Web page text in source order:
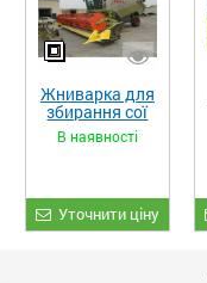
Жниварка для
збирання сої
та гороху
«ETTARO»
В наявності
Уточнити ціну